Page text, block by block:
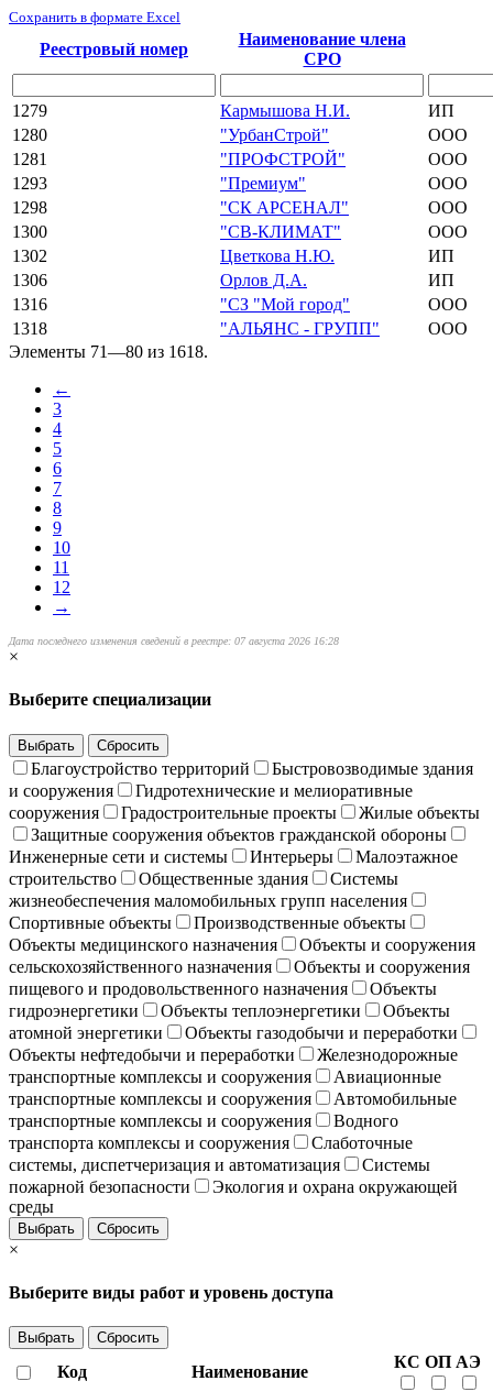
Сохранить в формате Excel
Реестровый номер
Наименование члена
СРО
1279 Кармышова Н.И.
ИП
1280
"УрбанСтрой"
ООО
1281
"ПРОФСТРОЙ"
ООО
1293
"Премиум"
ООО
1298
"СК АРСЕНАЛ"
ООО
1300
"СВ-КЛИМАТ"
ООО
1302
Цветкова Н.Ю.
ИП
1306
Орлов Д.А.
ИП
1316
"СЗ "Мой город"
ООО
1318
"АЛЬЯНС - ГРУПП"
ООО
Элементы 71—80 из 1618.
←
3
4
5
6
7
8
9
10
11
12
→
Дата последнего изменения сведений в реестре: 07 августа 2026 16:28
×
Выберите специализации
Выбрать Сбросить
Благоустройство территорий
Быстровозводимые здания
и сооружения
Гидротехнические и мелиоративные
сооружения
Градостроительные проекты
Жилые объекты
Защитные сооружения объектов гражданской обороны
Инженерные сети и системы
Интерьеры
Малоэтажное
строительство
Общественные здания
Системы
жизнеобеспечения маломобильных групп населения
Спортивные объекты
Производственные объекты
Объекты медицинского назначения
Объекты и сооружения
сельскохозяйственного назначения
Объекты и сооружения
пищевого и продовольственного назначения
Объекты
гидроэнергетики
Объекты теплоэнергетики
Объекты
атомной энергетики
Объекты газодобычи и переработки
Объекты нефтедобычи и переработки
Железнодорожные
транспортные комплексы и сооружения
Авиационные
транспортные комплексы и сооружения
Автомобильные
транспортные комплексы и сооружения
Водного
транспорта комплексы и сооружения
Слаботочные
системы, диспетчеризация и автоматизация
Системы
пожарной безопасности
Экология и охрана окружающей
среды
Выбрать Сбросить
×
Выберите виды работ и уровень доступа
Выбрать Сбросить
Код Наименование
КС ОП АЭ